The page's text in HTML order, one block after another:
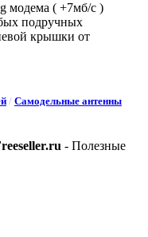
модема ( +7мб/с )
подручных
крышки от
/ Самодельные антенны
- Полезные